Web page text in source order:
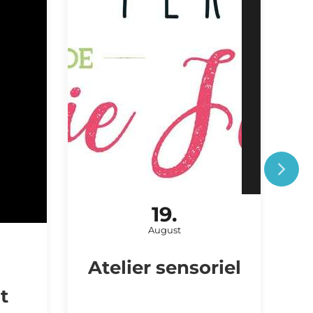
19.
August
Atelier sensoriel
ATELIER / PRAKTIKUM